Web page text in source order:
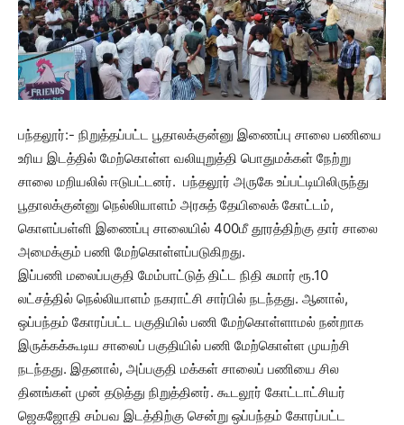
பந்தலூர்:- நிறுத்தப்பட்ட பூதாலக்குன்னு இணைப்பு சாலை பணியை
உரிய இடத்தில் மேற்கொள்ள வலியுறுத்தி பொதுமக்கள் நேற்று
சாலை மறியலில் ஈடுபட்டனர். பந்தலூர் அருகே உப்பட்டியிலிருந்து
பூதாலக்குன்னு நெல்லியாளம் அரசுத் தேயிலைக் கோட்டம்,
கொளப்பள்ளி இணைப்பு சாலையில் 400மீ தூரத்திற்கு தார் சாலை
அமைக்கும் பணி மேற்கொள்ளப்படுகிறது.
இப்பணி மலைப்பகுதி மேம்பாட்டுத் திட்ட நிதி சுமார் ரூ.10
லட்சத்தில் நெல்லியாளம் நகராட்சி சார்பில் நடந்தது. ஆனால்,
ஒப்பந்தம் கோரப்பட்ட பகுதியில் பணி மேற்கொள்ளாமல் நன்றாக
இருக்கக்கூடிய சாலைப் பகுதியில் பணி மேற்கொள்ள முயற்சி
நடந்தது. இதனால், அப்பகுதி மக்கள் சாலைப் பணியை சில
தினங்கள் முன் தடுத்து நிறுத்தினர். கூடலூர் கோட்டாட்சியர்
ஜெகஜோதி சம்பவ இடத்திற்கு சென்று ஒப்பந்தம் கோரப்பட்ட